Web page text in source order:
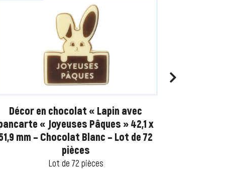
Décor en chocolat « Lapin avec
« Joyeuses Pâques » 42,1 x
mm – Chocolat Blanc – Lot de 72
pièces
Lot de 72 pièces